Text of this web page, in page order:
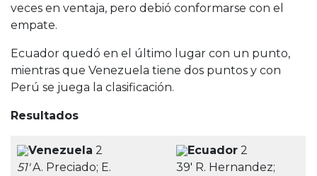
veces en ventaja, pero debió conformarse con el
empate.
Ecuador quedó en el último lugar con un punto,
mientras que Venezuela tiene dos puntos y con
Perú se juega la clasificación.
Resultados
Venezuela 2
51′A. Preciado; E.
Ecuador 2
39′ R. Hernandez;